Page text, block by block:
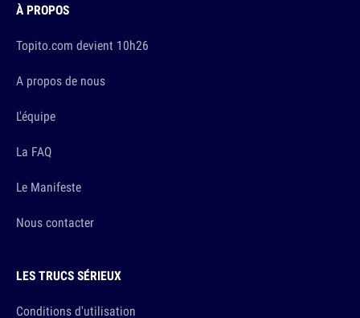
À PROPOS
Topito.com devient 10h26
A propos de nous
L'équipe
La FAQ
Le Manifeste
Nous contacter
LES TRUCS SÉRIEUX
Conditions d'utilisation